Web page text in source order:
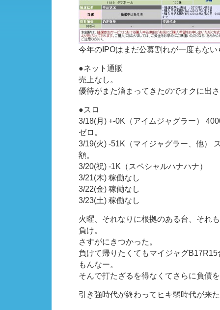
今年のIPOはまだ公募割れが一度もな
●ネット通販
売上なし。
優待がまた溜まってきたのでオクに出
●スロ
3/18(月) +-0K（アイムジャグラー）
ゼロ。
3/19(火) -51K（マイジャグラー、他）
額。
3/20(祝) -1K（スペシャルハナハナ）
3/21(木) 稼働なし
3/22(金) 稼働なし
3/23(土) 稼働なし
火曜、それなりに根拠のある台、それ
負け。
さすがにきつかった。
負けて帰りたくてもマイジャグ
もんなー。
そんで打たざるを得なくてさらに負債
引き強時代が終わってヒキ弱時代が来